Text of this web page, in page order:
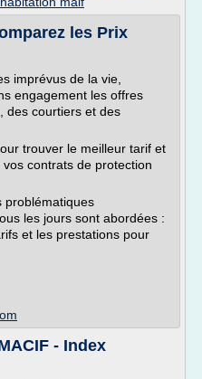
les Prix
imprévus de la vie,
engagement les offres
des courtiers et des
trouver le meilleur tarif et
contrats de protection
problématiques
les jours sont abordées :
et les prestations pour
- Index